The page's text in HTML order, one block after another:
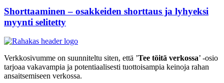
Shorttaaminen – osakkeiden shorttaus ja lyhyeksi
myynti selitetty
Verkkosivumme on suunniteltu siten, että ’Tee töitä verkossa’ -osio
tarjoaa vakavampia ja potentiaalisesti tuottoisampia keinoja rahan
ansaitsemiseen verkossa.